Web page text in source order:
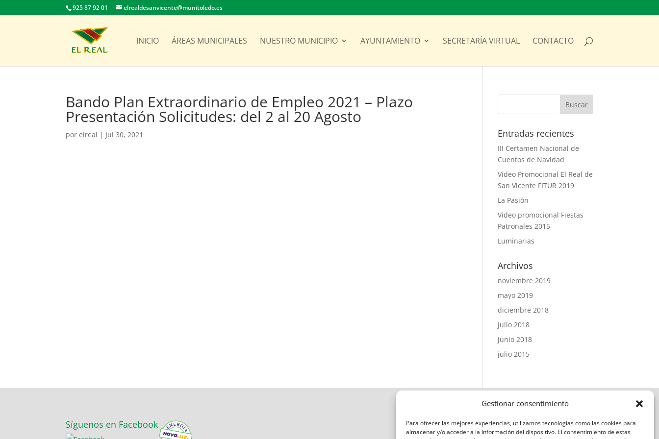
Gestionar consentimiento
Para ofrecer las mejores experiencias, utilizamos tecnologías como las cookies para
almacenar y/o acceder a la información del dispositivo. El consentimiento de estas
925 87 92 01 elrealdesanvicente@munitoledo.es
INICIO ÁREAS MUNICIPALES NUESTRO MUNICIPIO AYUNTAMIENTO SECRETARÍA VIRTUAL CONTACTO
Bando Plan Extraordinario de Empleo 2021 – Plazo
Presentación Solicitudes: del 2 al 20 Agosto
porelreal | Jul 30, 2021 Entradas recientes
III Certamen Nacional de
Cuentos de Navidad
Vídeo Promocional El Real de
San Vicente FITUR 2019
La Pasión
Video promocional Fiestas
Patronales 2015
Luminarias
Archivos
noviembre 2019
mayo 2019
diciembre 2018
julio 2018
junio 2018
julio 2015
Síguenos en Facebook